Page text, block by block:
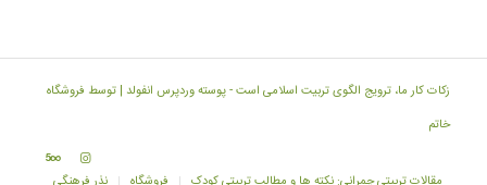
زکات کار ما، ترویج الگوی تربیت اسلامی است -پوسته وردپرس انفولد | توسط فروشگاه
خاتم